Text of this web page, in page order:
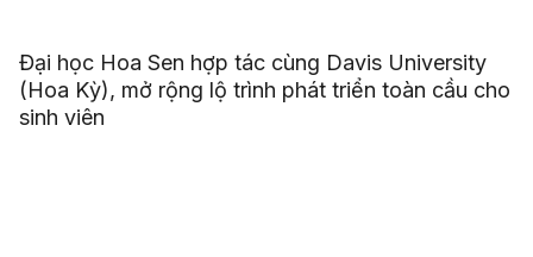
Đại học Hoa Sen hợp tác cùng Davis University
(Hoa Kỳ), mở rộng lộ trình phát triển toàn cầu cho
sinh viên